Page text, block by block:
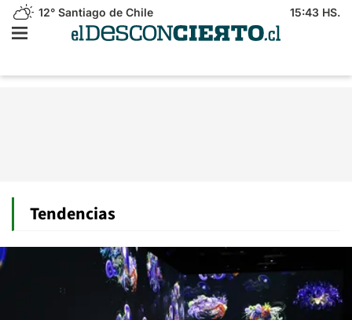
12° Santiago de Chile 15:43 HS.
Tendencias